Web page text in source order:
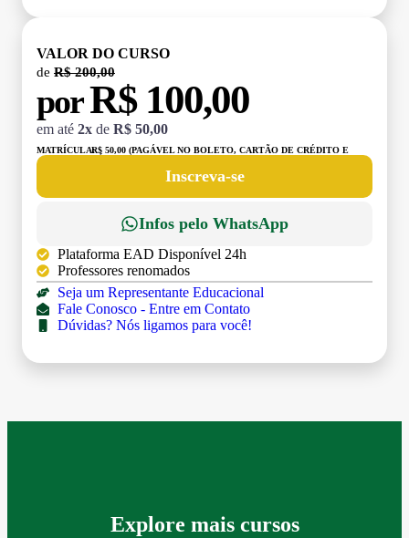
VALOR DO CURSO
de R$ 200,00
porR$ 100,00
em até 2x de R$ 50,00
MATRÍCULA:R$ 50,00 (PAGÁVEL NO BOLETO, CARTÃO DE CRÉDITO E
Inscreva-se
Infos pelo WhatsApp
Plataforma EAD Disponível 24h
Professores renomados
Seja um Representante Educacional
Fale Conosco - Entre em Contato
Dúvidas? Nós ligamos para você!
Explore mais cursos